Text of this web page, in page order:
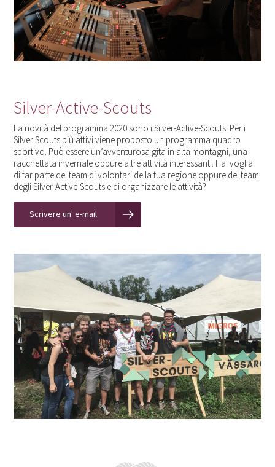
Silver-Active-Scouts
La novità del programma 2020 sono i Silver-Active-Scouts. Per i
Silver Scouts più attivi viene proposto un programma quadro
sportivo. Può essere un’avventurosa gita in alta montagni, una
racchettata invernale oppure altre attività interessanti. Hai voglia
di far parte del team di volontari della tua regione oppure del team
degli Silver-Active-Scouts e di organizzare le attività?
Scrivere un' e-mail